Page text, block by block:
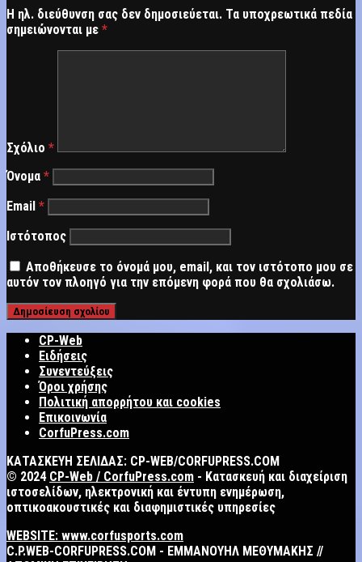
Η ηλ. διεύθυνση σας δεν δημοσιεύεται. Τα υποχρεωτικά πεδία
σημειώνονται με *
Σχόλιο *
Όνομα *
Email *
Ιστότοπος
Αποθήκευσε το όνομά μου, email, και τον ιστότοπο μου σε
αυτόν τον πλοηγό για την επόμενη φορά που θα σχολιάσω.
CP-Web
Ειδήσεις
Συνεντεύξεις
Όροι χρήσης
Πολιτική απορρήτου και cookies
Επικοινωνία
CorfuPress.com
ΚΑΤΑΣΚΕΥΗ ΣΕΛΙΔΑΣ: CP-WEB/CORFUPRESS.COM
© 2024 CP-Web / CorfuPress.com - Κατασκευή και διαχείριση
ιστοσελίδων, ηλεκτρονική και έντυπη ενημέρωση,
οπτικοακουστικές και διαφημιστικές υπηρεσίες
WEBSITE: www.corfusports.com
C.P.WEB-CORFUPRESS.COM - ΕΜΜΑΝΟΥΗΛ ΜΕΘΥΜΑΚΗΣ //